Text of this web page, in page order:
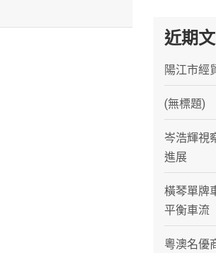
近期
陽江市經
(無標題)
岑浩輝視
進展
橫琴單牌
平衡車流
粵澳名優